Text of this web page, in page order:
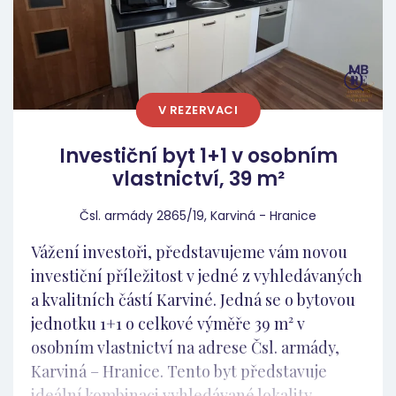
Polska. Shrnutí investičního záměru Tento
byt v osobním vlastnictví představuje vysoce
likvidní, nízkorizikový produkt. Kombinuje
vyhledávanou čtvrť Karviná - Ráj, ideální 3.
NP, hotové jádro s novou elektřinou v mědi a
velmi nízký rozpočet na dokončení (150k).
Získáte tak prémiové aktivum v osobním
vlastnictví s garantovanou obsazeností a
okamžitým startem cash-flow.
což zaručuje maximální soukromí. Na
nájemním trhu jde o vysoce žádaný prvek,
který rozšiřuje okruh zájemců (rodiny, páry i
spolubydlení). Super parkování: Přímo u
domu a v jeho těsném sousedství se nachází
velkokapacitní parkoviště s dostatkem
volných míst. Bezproblémové parkování je na
karvinských sídlištích obrovským prodejním
argumentem pro bonitní nájemníky s
vlastními auty. Strategie kompletní proměny
na klíč (Rozpočet 430 000 Kč) Jednotka je v
současnosti v původním stavu. V rámci
prověřeného konceptu zrealizujeme
kompletní rekonstrukci na klíč, po které
získáte de facto nový byt s nulovými nároky
na údržbu v následujících letech. V rámci
V REZERVACI
Investiční byt 1+1 v osobním
vlastnictví, 39 m²
Čsl. armády 2865/19, Karviná - Hranice
Vážení investoři, představujeme vám novou
investiční příležitost v jedné z vyhledávaných
a kvalitních částí Karviné. Jedná se o bytovou
jednotku 1+1 o celkové výměře 39 m² v
osobním vlastnictví na adrese Čsl. armády,
Karviná – Hranice. Tento byt představuje